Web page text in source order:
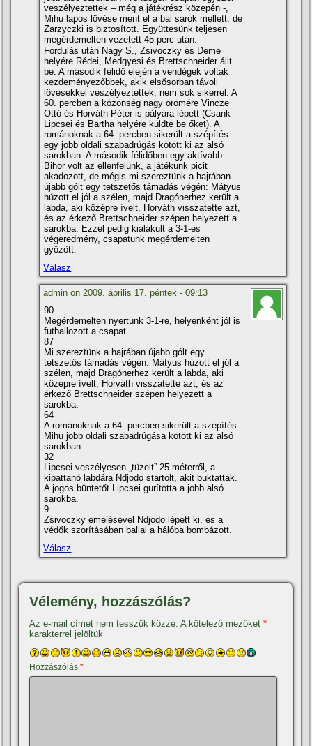
veszélyeztettek – még a játékrész közepén -,
Mihu lapos lövése ment el a bal sarok mellett, de
Zarzyczki is biztosí­tott. Együttesünk teljesen
megérdemelten vezetett 45 perc után.
Fordulás után Nagy S., Zsivoczky és Deme
helyére Rédei, Medgyesi és Brettschneider állt
be. A második félidő elején a vendégek voltak
kezdeményezőbbek, akik elsősorban távoli
lövésekkel veszélyeztettek, nem sok sikerrel. A
60. percben a közönség nagy örömére Vincze
Ottó és Horváth Péter is pályára lépett (Csank
Lipcsei és Bartha helyére küldte be őket). A
románoknak a 64. percben sikerült a szépí­tés:
egy jobb oldali szabadrúgás kötött ki az alsó
sarokban. A második félidőben egy aktí­vabb
Bihor volt az ellenfelünk, a játékunk picit
akadozott, de mégis mi szereztünk a hajrában
újabb gólt egy tetszetős támadás végén: Mátyus
húzott el jól a szélen, majd Dragónerhez került a
labda, aki középre í­velt, Horváth visszatette azt,
és az érkező Brettschneider szépen helyezett a
sarokba. Ezzel pedig kialakult a 3-1-es
végeredmény, csapatunk megérdemelten
győzött.
Válasz
admin on 2009. április 17. péntek - 09:13
90
Megérdemelten nyertünk 3-1-re, helyenként jól is
futballozott a csapat.
87
Mi szereztünk a hajrában újabb gólt egy
tetszetős támadás végén: Mátyus húzott el jól a
szélen, majd Dragónerhez került a labda, aki
középre í­velt, Horváth visszatette azt, és az
érkező Brettschneider szépen helyezett a
sarokba.
64
A románoknak a 64. percben sikerült a szépí­tés:
Mihu jobb oldali szabadrúgása kötött ki az alsó
sarokban.
32
Lipcsei veszélyesen „tüzelt” 25 méterről, a
kipattanó labdára Ndjodo startolt, akit buktattak.
A jogos büntetőt Lipcsei gurí­totta a jobb alsó
sarokba.
9
Zsivoczky emelésével Ndjodo lépett ki, és a
védők szorí­tásában ballal a hálóba bombázott.
Válasz
Vélemény, hozzászólás?
Az e-mail címet nem tesszük közzé. A kötelező mezőket*
karakterrel jelöltük
Hozzászólás*